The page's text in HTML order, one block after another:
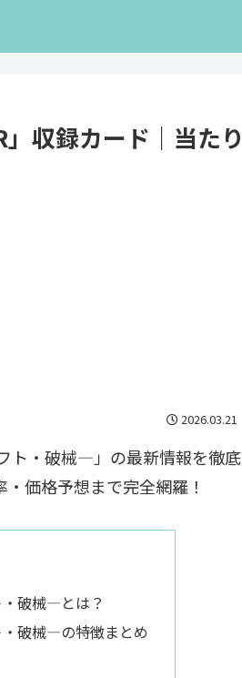
」収録カード｜当たり
2026.03.21
ト・破械―」の最新情報を徹底
価格予想まで完全網羅！
破械―とは？
破械―の特徴まとめ